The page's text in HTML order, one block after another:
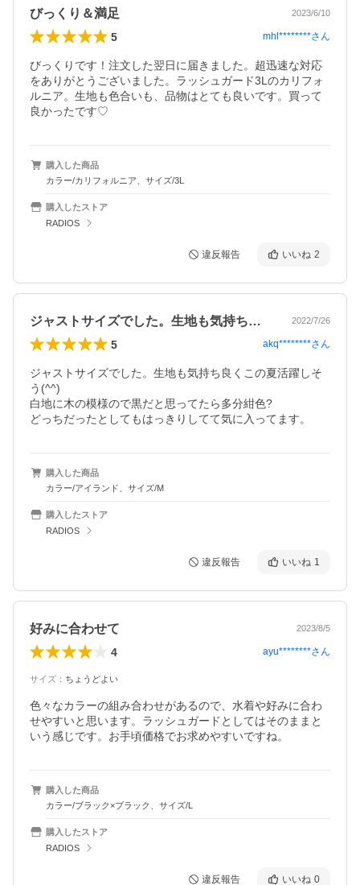
びっくり＆満足 2023/6/10
5 mhl********さん
びっくりです！注文した翌日に届きました。超迅速な対応
をありがとうございました。ラッシュガード3Lのカリフォ
ルニア。生地も色合いも、品物はとても良いです。買って
良かったです♡
購入した商品
カラー/カリフォルニア、サイズ/3L
購入したストア
RADIOS
違反報告 いいね 2
ジャストサイズでした。生地も気持ち良く… 2022/7/26
5 akq********さん
ジャストサイズでした。生地も気持ち良くこの夏活躍しそ
う(^^)
白地に木の模様ので黒だと思ってたら多分紺色?
どっちだったとしてもはっきりしてて気に入ってます。
購入した商品
カラー/アイランド、サイズ/M
購入したストア
RADIOS
違反報告 いいね 1
好みに合わせて 2023/8/5
4 ayu********さん
サイズ ： ちょうどよい
色々なカラーの組み合わせがあるので、水着や好みに合わ
せやすいと思います。ラッシュガードとしてはそのままと
いう感じです。お手頃価格でお求めやすいですね。
購入した商品
カラー/ブラック×ブラック、サイズ/L
購入したストア
RADIOS
違反報告 いいね 0